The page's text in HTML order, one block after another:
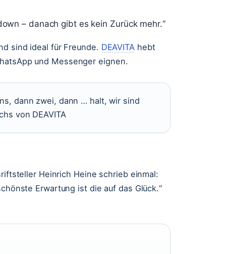
– danach gibt es kein Zurück mehr.“
sind ideal für Freunde. DEAVITAhebt
und Messenger eignen.
dann zwei, dann … halt, wir sind
von DEAVITA
Heinrich Heine schrieb einmal:
Erwartung ist die auf das Glück.“